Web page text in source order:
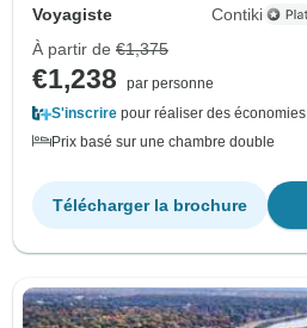
Voyagiste
Contiki
À partir de €1,375
€1,238
par personne
S'inscrire pour réaliser des économies
Prix basé sur une chambre double
Télécharger la brochure